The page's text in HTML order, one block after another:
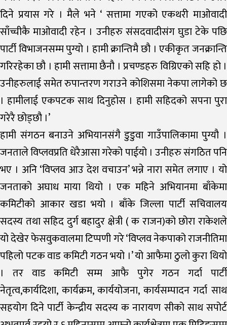
दिने प्रयास गरे । मैले भने ‘ सत्तामा गएको एकथरी माओवादी
साँच्चीकै माओवादी रहेन । उनीहरु संसदवादीसंग घुडा टेके पछि
पार्टी विभाजनसम्म पुग्यो । हामी क्रान्तिमै छौ । एकीकृत जनक्रान्ति
गरिरहेका छौ । हामी सत्तामा छैनौ । प्रचण्डहरु विग्रिएको सहि हो ।
उनीहरुलाई समेत रुपान्तरण गराउने कोशिसमा नेकपा लागेको छ
। हामीलाई एकपटक साथ दिनुहोस । हामी सहिदको सपना पुरा
गरेरै छोड्छौ ।’
हामी संगठन बनाउने अभियानसंगै डुडुवा गाउँपालिकामा पुग्यौ ।
जनताले विप्लवप्रति धेरैआसा गरेको पाईयो । उनीहरु संगठित पनि
भए । अनि ‘विप्लव आउ देश वचाउन’ भन्ने नारा समेत लगाए । यो
जनताको अघाध माया थियो । एक महिने अभियानमा बाँकेमा
कमिटीको आकार खडा भयो । बाँके जिल्ला पार्टी सचिवालय
सदस्य तथा सहिद दुर्ग बहादुर क्षेत्री ( क राजन)को छोरा राकेशले
यो देखेर फेसवुकवालमा टिप्पणी गरे ‘विप्लव नेकपाको राजनीतिमा
पहिलो पटक वाड कमिटी गठन भयो ।’ यो आफैमा ठुलो कुरा थियो
। तर वाड कमिटी सम्म आफै पुगेर गठन गर्दा पार्टी
नेतृत्व,कार्यदिशा, कार्यक्रम, कार्ययोजना, कार्यसम्पादन गर्दा साथ
सहयोग दिने पार्टी केन्द्रीय सदस्य क नारायण सीको साथ सपोर्ट